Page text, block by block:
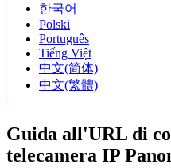
한국어
Polski
Português
Tiếng Việt
中文(简体)
中文(繁體)
Guida all'URL di
telecamera IP